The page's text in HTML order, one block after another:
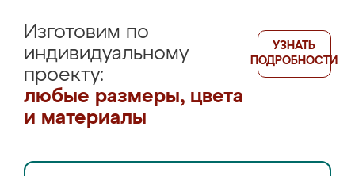
Изготовим по
индивидуальному
проекту:
любые размеры, цвета
и материалы
УЗНАТЬ
ПОДРОБНОСТИ